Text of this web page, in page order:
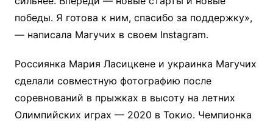
победы. Я готова к ним, спасибо за поддержку»,
— написала Магучих в своем Instagram.
Россиянка Мария Ласицкене и украинка Магучих
сделали совместную фотографию после
соревнований в прыжках в высоту на летних
Олимпийских играх — 2020 в Токио. Чемпионка